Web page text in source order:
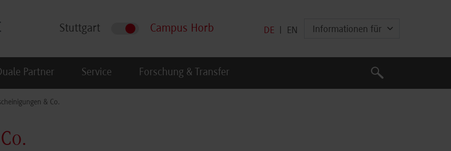
Stuttgart Campus Horb DE EN Informationen für
Partner Service Forschung & Transfer
Suche
Suche
& Co.